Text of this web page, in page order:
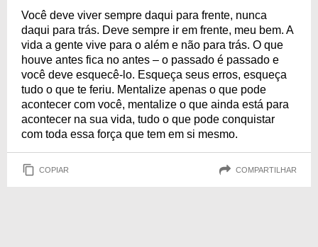
Você deve viver sempre daqui para frente, nunca
daqui para trás. Deve sempre ir em frente, meu bem. A
vida a gente vive para o além e não para trás. O que
houve antes fica no antes – o passado é passado e
você deve esquecê-lo. Esqueça seus erros, esqueça
tudo o que te feriu. Mentalize apenas o que pode
acontecer com você, mentalize o que ainda está para
acontecer na sua vida, tudo o que pode conquistar
com toda essa força que tem em si mesmo.
COPIAR COMPARTILHAR